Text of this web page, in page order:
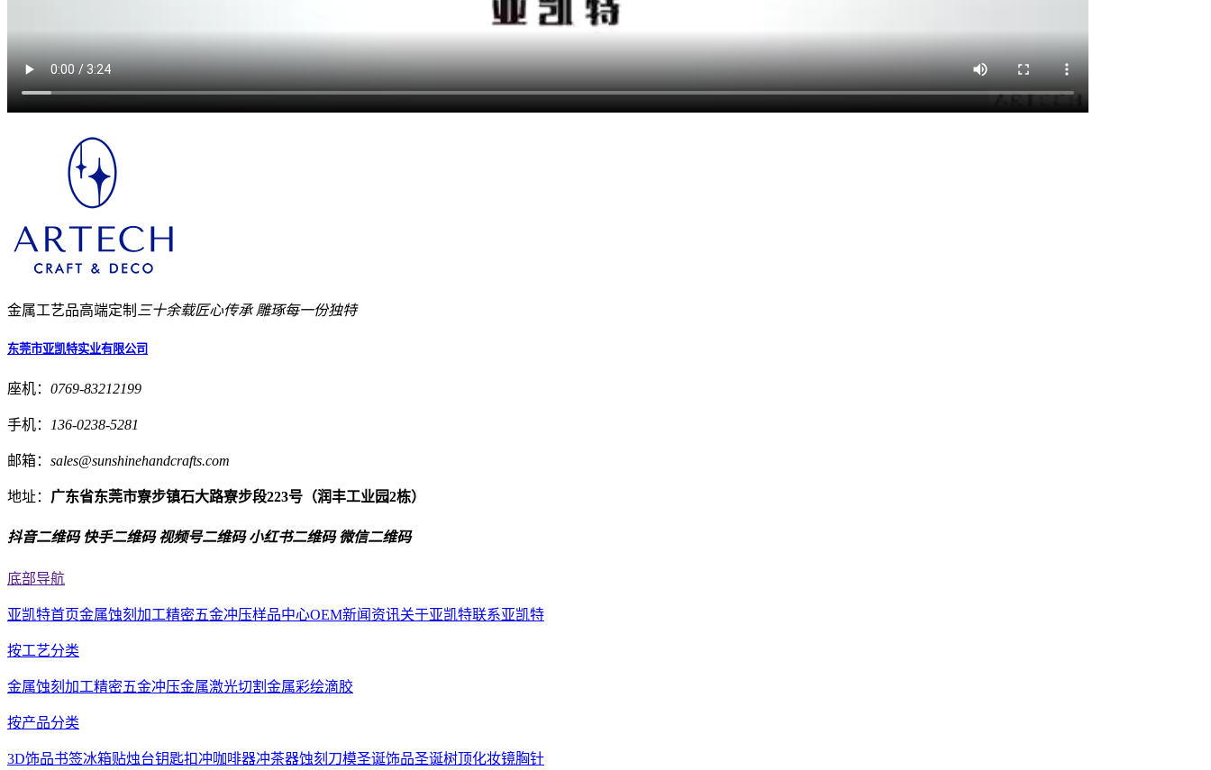
金属工艺品高端定制 三十余载匠心传承 雕琢每一份独特
东莞市亚凯特实业有限公司
座机： 0769-83212199
手机： 136-0238-5281
邮箱： sales@sunshinehandcrafts.com
地址： 广东省东莞市寮步镇石大路寮步段223号（润丰工业园2栋）
抖音二维码 快手二维码 视频号二维码 小红书二维码 微信二维码
底部导航
亚凯特首页金属蚀刻加工精密五金冲压样品中心OEM新闻资讯关于亚凯特联系亚凯特
按工艺分类
金属蚀刻加工精密五金冲压金属激光切割 金属彩绘滴胶
按产品分类
3D饰品书签冰箱贴烛台钥匙扣 冲咖啡器冲茶器蚀刻刀模圣诞饰品圣诞树顶化妆镜胸针